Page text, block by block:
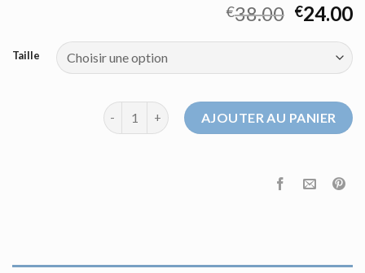
€38.00 €24.00
Taille
quantité de pull poncho femmeAJOUTER AU PANIER